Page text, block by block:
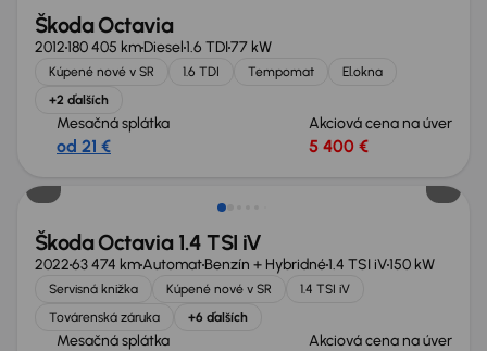
Škoda Octavia
2012180 405 kmDiesel1.6 TDI77 kW
Kúpené nové v SR 1.6 TDI Tempomat
El.okna
+2 ďalších
Mesačná splátka
od 21 €
Akciová cena na úver
5 400 €
Škoda Octavia 1.4 TSI iV
202263 474 kmAutomatBenzín + Hybridné1.4 TSI iV150 kW
Servisná knižka Kúpené nové v SR
1.4 TSI iV
Továrenská záruka
+6 ďalších
Mesačná splátka Akciová cena na úver